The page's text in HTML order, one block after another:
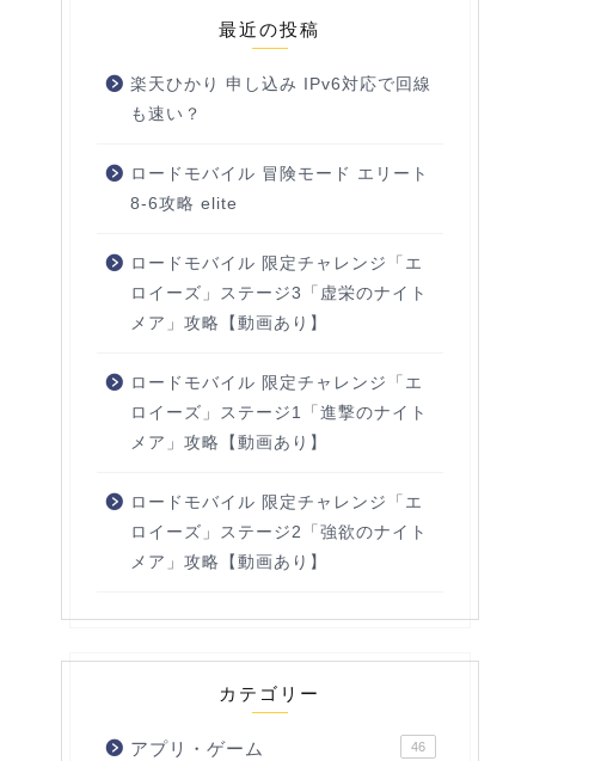
最近の投稿
楽天ひかり 申し込み IPv6対応で回線
も速い？
ロードモバイル 冒険モード エリート
8-6攻略 elite
ロードモバイル 限定チャレンジ「エ
ロイーズ」ステージ3「虚栄のナイト
メア」攻略【動画あり】
ロードモバイル 限定チャレンジ「エ
ロイーズ」ステージ1「進撃のナイト
メア」攻略【動画あり】
ロードモバイル 限定チャレンジ「エ
ロイーズ」ステージ2「強欲のナイト
メア」攻略【動画あり】
カテゴリー
アプリ・ゲーム 46